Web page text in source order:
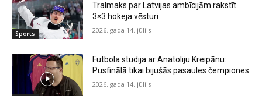
Sports
Tralmaks par Latvijas ambīcijām rakstīt
3×3 hokeja vēsturi
2026. gada 14. jūlijs
Futbola studija ar Anatoliju Kreipānu:
Pusfinālā tikai bijušās pasaules čempiones
2026. gada 14. jūlijs